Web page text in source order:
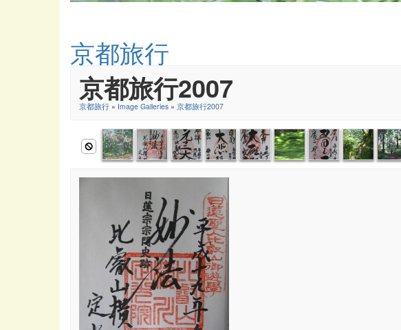
京都旅行
京都旅行2007
京都旅行 » Image Galleries » 京都旅行2007